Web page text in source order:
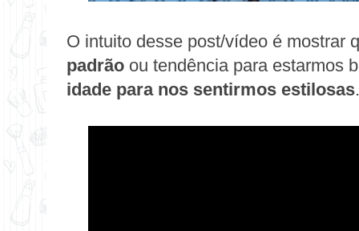
O intuito desse post/vídeo é mostrar
padrão ou tendência para estarmos
idade para nos sentirmos estilosas.